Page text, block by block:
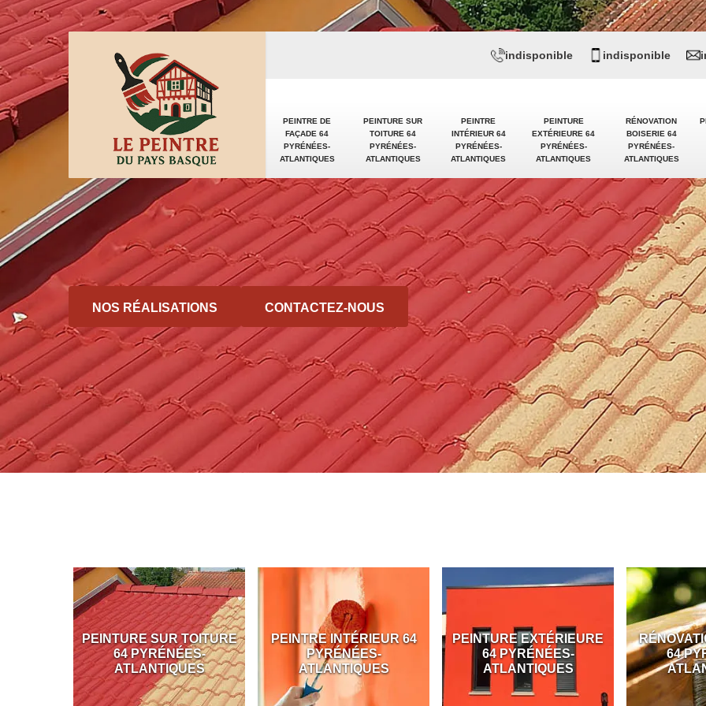
PEINTRE DE
FAÇADE 64
PYRÉNÉES-
ATLANTIQUES
PEINTURE SUR
TOITURE 64
PYRÉNÉES-
ATLANTIQUES
PEINTRE
INTÉRIEUR 64
PYRÉNÉES-
ATLANTIQUES
PEINTURE
EXTÉRIEURE 64
PYRÉNÉES-
ATLANTIQUES
RÉNOVATION
BOISERIE 64
PYRÉNÉES-
ATLANTIQUES
indisponible indisponible
NOS RÉALISATIONS CONTACTEZ-NOUS
PEINTURE SUR TOITURE
64 PYRÉNÉES-
ATLANTIQUES
PEINTRE INTÉRIEUR 64
PYRÉNÉES-
ATLANTIQUES
PEINTURE EXTÉRIEURE
64 PYRÉNÉES-
ATLANTIQUES
64